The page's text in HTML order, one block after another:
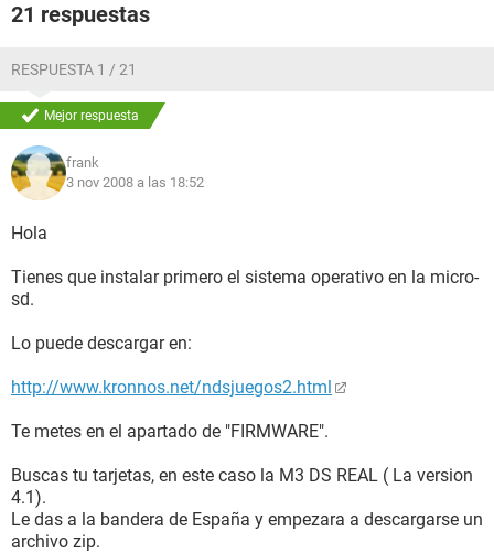
21 respuestas
RESPUESTA 1 / 21
Mejor respuesta
frank
3 nov 2008 a las 18:52
Hola
Tienes que instalar primero el sistema operativo en la micro-
sd.
Lo puede descargar en:
http://www.kronnos.net/ndsjuegos2.html
Te metes en el apartado de "FIRMWARE".
Buscas tu tarjetas, en este caso la M3 DS REAL ( La version
4.1).
Le das a la bandera de España y empezara a descargarse un
archivo zip.